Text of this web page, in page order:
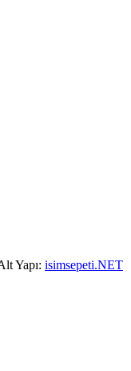
Yapı: isimsepeti.NET